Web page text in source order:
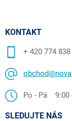
KONTAKT
+ 420 774
Po - Pá 9:00
SLEDUJTE NÁS